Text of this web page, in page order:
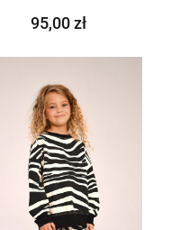
95,00 zł